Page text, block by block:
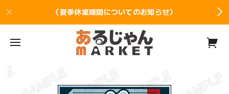
〈夏季休業期間についてのお知らせ〉